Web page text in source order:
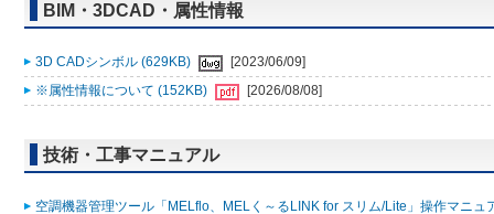
BIM・3DCAD・属性情報
3D CADシンボル (629KB)
[2023/06/09]
※属性情報について (152KB)
[2026/08/08]
技術・工事マニュアル
空調機器管理ツール「MELflo、MELく～るLINK for スリム/Lite」操作マニュ